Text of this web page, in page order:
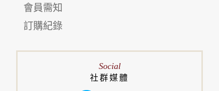
會員需知
訂購紀錄
Social
社群媒體